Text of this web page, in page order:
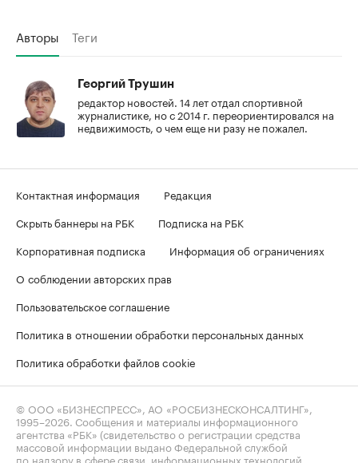
Авторы Теги
Георгий Трушин
редактор новостей. 14 лет отдал спортивной
журналистике, но с 2014 г. переориентировался на
недвижимость, о чем еще ни разу не пожалел.
Контактная информация
Редакция
Скрыть баннеры на РБК
Подписка на РБК
Корпоративная подписка
Информация об ограничениях
О соблюдении авторских прав
Пользовательское соглашение
Политика в отношении обработки персональных данных
Политика обработки файлов cookie
© ООО «БИЗНЕСПРЕСС», АО «РОСБИЗНЕСКОНСАЛТИНГ»,
1995–2026. Сообщения и материалы информационного
агентства «РБК» (свидетельство о регистрации средства
массовой информации выдано Федеральной службой
по надзору в сфере связи, информационных технологий